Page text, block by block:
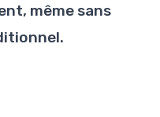
même sans